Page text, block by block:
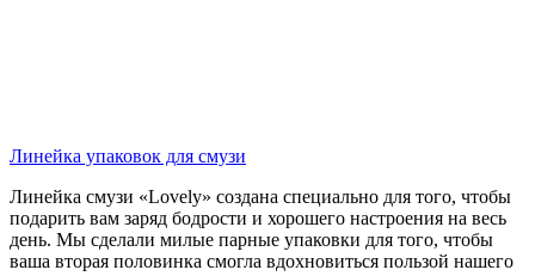
Линейка упаковок для смузи
Линейка смузи «Lovely» создана специально для того, чтобы
подарить вам заряд бодрости и хорошего настроения на весь
день. Мы сделали милые парные упаковки для того, чтобы
ваша вторая половинка смогла вдохновиться пользой нашего